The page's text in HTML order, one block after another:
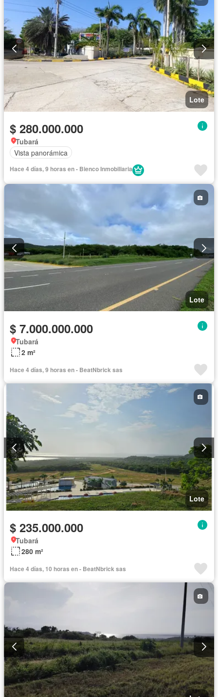
Lote
$ 280.000.000
Tubará
Vista panorámica
Hace 4 días, 9 horas en - Bienco Inmobiliaria
Lote
$ 7.000.000.000
Tubará
2 m²
Hace 4 días, 9 horas en - BeatNbrick sas
Lote
$ 235.000.000
Tubará
280 m²
Hace 4 días, 10 horas en - BeatNbrick sas